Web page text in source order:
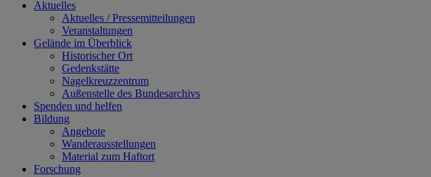
Aktuelles
Aktuelles / Pressemitteilungen
Veranstaltungen
Gelände im Überblick
Historischer Ort
Gedenkstätte
Nagelkreuzzentrum
Außenstelle des Bundesarchivs
Spenden und helfen
Bildung
Angebote
Wanderausstellungen
Material zum Haftort
Forschung